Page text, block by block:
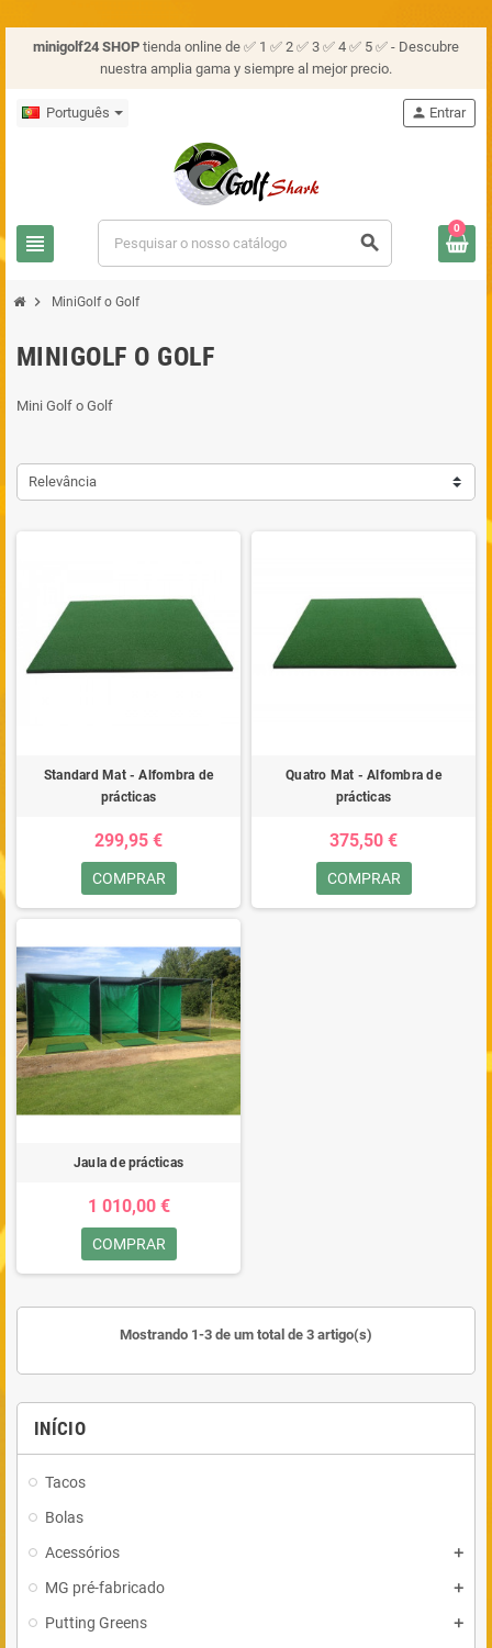
minigolf24 SHOP tienda online de ✅ 1 ✅ 2 ✅ 3 ✅ 4 ✅ 5 ✅ - Descubre
nuestra amplia gama y siempre al mejor precio.
Português
view_headline search
person Entrar
0
chevron_right MiniGolf o Golf
INÍCIO
Tacos
Bolas
Acessórios
MG pré-fabricado
Putting Greens
MINIGOLF O GOLF
Mini Golf o Golf
Relevância
Standard Mat - Alfombra de
prácticas
299,95 €
COMPRAR
Quatro Mat - Alfombra de
prácticas
375,50 €
COMPRAR
Jaula de prácticas
1 010,00 €
COMPRAR
Mostrando 1-3 de um total de 3 artigo(s)